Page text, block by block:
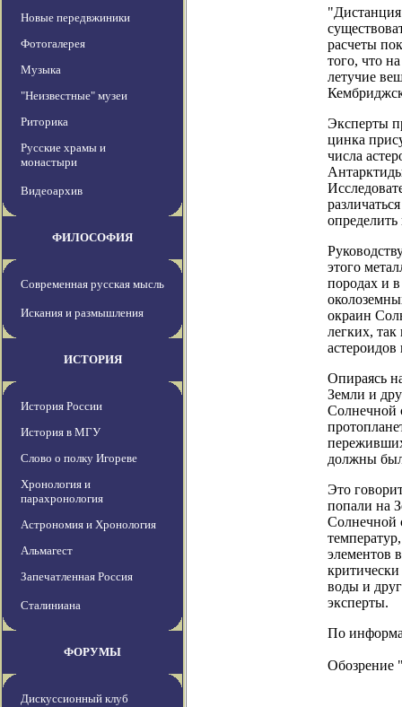
Новые передвжиники
Фотогалерея
Музыка
"Неизвестные" музеи
Риторика
Русские храмы и
монастыри
Видеоархив
ФИЛОСОФИЯ
Современная русская мысль
Искания и размышления
ИСТОРИЯ
История России
История в МГУ
Слово о полку Игореве
Хронология и
парахронология
Астрономия и Хронология
Альмагест
Запечатленная Россия
Сталиниана
ФОРУМЫ
Дискуссионный клуб
"Дистанция
расчеты
того, что
летучие
Эксперты
цинка
числа
этого
породах и
окраин
легких,
Опираясь
Земли и
Солнечной
должны
Это
попали на
Солнечной
элементов
воды и
эксперты.
По
Обозрение